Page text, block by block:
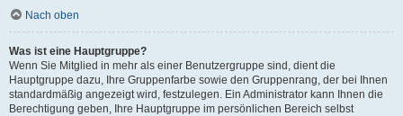
Nach oben
Was ist eine Hauptgruppe?
Wenn Sie Mitglied in mehr als einer Benutzergruppe sind, dient die
Hauptgruppe dazu, Ihre Gruppenfarbe sowie den Gruppenrang, der bei Ihnen
standardmäßig angezeigt wird, festzulegen. Ein Administrator kann Ihnen die
Berechtigung geben, Ihre Hauptgruppe im persönlichen Bereich selbst